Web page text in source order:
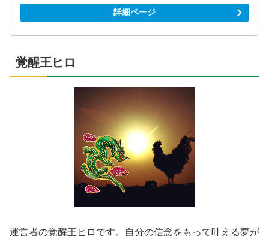
詳細ページ
覚醒王ヒロ
運営者の覚醒王ヒロです。自分の信念をもって叶える夢が